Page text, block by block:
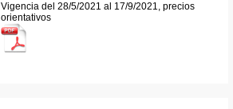
Vigencia del 28/5/2021 al 17/9/2021, precios
orientativos